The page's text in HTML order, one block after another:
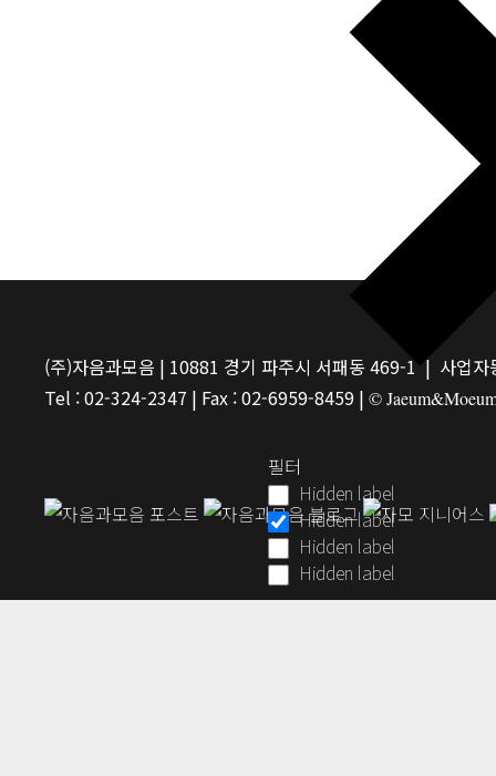
필터
Hidden label
Hidden label
Hidden label
Hidden label
(주)자음과모음 | 10881 경기 파주시 서패동 469-1 | 사업
Tel : 02-324-2347 | Fax : 02-6959-8459 | ©